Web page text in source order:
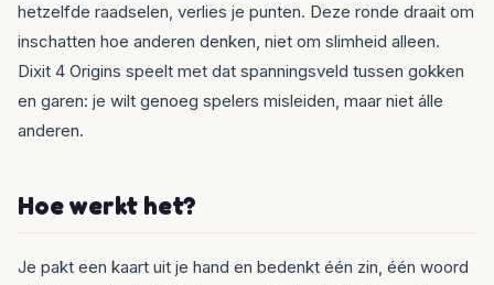
hetzelfde raadselen, verlies je punten. Deze ronde draait om
inschatten hoe anderen denken, niet om slimheid alleen.
Dixit 4 Origins speelt met dat spanningsveld tussen gokken
en garen: je wilt genoeg spelers misleiden, maar niet álle
anderen.
Hoe werkt het?
Je pakt een kaart uit je hand en bedenkt één zin, één woord